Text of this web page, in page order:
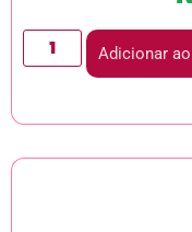
Adicionar